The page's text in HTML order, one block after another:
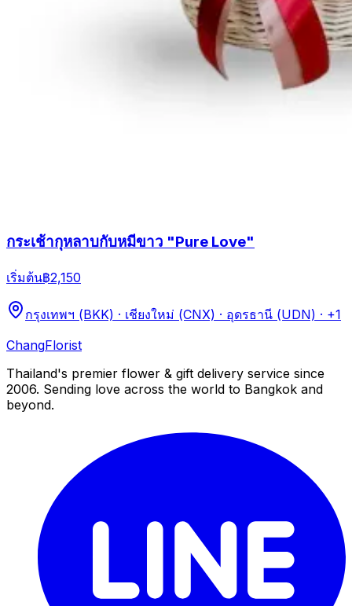
กระเช้ากุหลาบกับหมีขาว "Pure Love"
เริ่มต้น฿2,150
กรุงเทพฯ (BKK) · เชียงใหม่ (CNX) · อุดรธานี (UDN) · +1
ChangFlorist
Thailand's premier flower & gift delivery service since
2006. Sending love across the world to Bangkok and
beyond.